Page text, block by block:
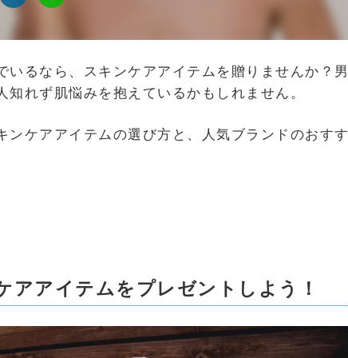
るなら、スキンケアアイテムを贈りませんか？男
れず肌悩みを抱えているかもしれません。
ケアアイテムの選び方と、人気ブランドのおすす
アアイテムをプレゼントしよう！